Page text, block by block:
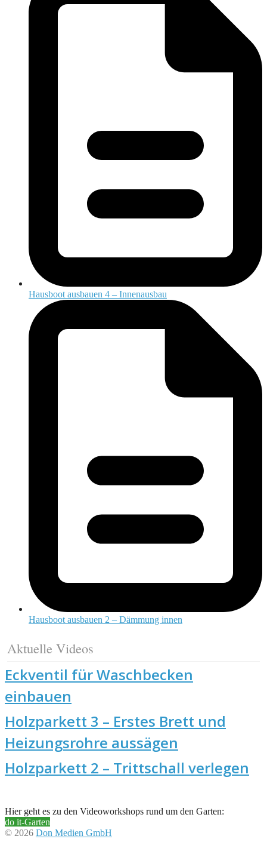
Hausboot ausbauen 4 – Innenausbau
Hausboot ausbauen 2 – Dämmung innen
Aktuelle Videos
Eckventil für Waschbecken
einbauen
Holzparkett 3 – Erstes Brett und
Heizungsrohre aussägen
Holzparkett 2 – Trittschall verlegen
Hier geht es zu den Videoworkshops rund um den Garten:
do it-Garten
© 2026 Don Medien GmbH